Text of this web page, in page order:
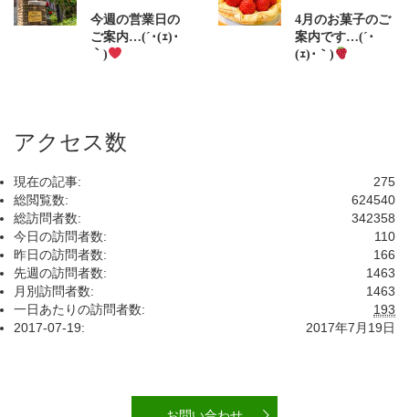
今週の営業日の
ご案内…(´･(ｪ)･
｀)
4月のお菓子のご
案内です…(´･
(ｪ)･｀)
アクセス数
275
現在の記事:
624540
総閲覧数:
342358
総訪問者数:
110
今日の訪問者数:
166
昨日の訪問者数:
1463
先週の訪問者数:
1463
月別訪問者数:
193
一日あたりの訪問者数:
2017年7月19日
2017-07-19: